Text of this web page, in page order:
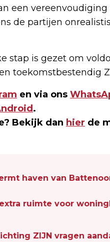
een vereenvoudiging
de partijen
stap is gezet om
toekomstbestendig
en via ons
.
Bekijk dan hier de
haven van
ruimte voor
ZIJN vragen